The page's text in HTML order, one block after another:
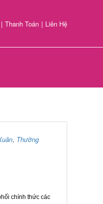
| Thanh Toán | Liên Hệ
, Thường
chính thức các